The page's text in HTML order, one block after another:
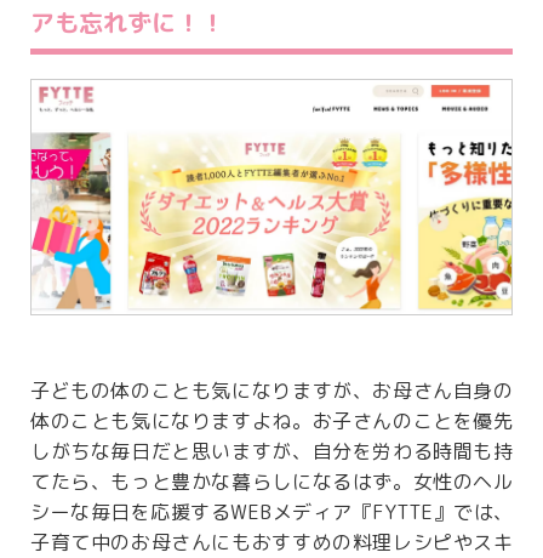
アも忘れずに！！
子どもの体のことも気になりますが、お母さん自身の
体のことも気になりますよね。お子さんのことを優先
しがちな毎日だと思いますが、自分を労わる時間も持
てたら、もっと豊かな暮らしになるはず。女性のヘル
シーな毎日を応援するWEBメディア『FYTTE』では、
子育て中のお母さんにもおすすめの料理レシピやスキ